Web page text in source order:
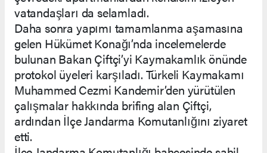
vatandaşları da selamladı.
Daha sonra yapımı tamamlanma aşamasına
gelen Hükümet Konağı’nda incelemelerde
bulunan Bakan Çiftçi’yi Kaymakamlık önünde
protokol üyeleri karşıladı. Türkeli Kaymakamı
Muhammed Cezmi Kandemir’den yürütülen
çalışmalar hakkında brifing alan Çiftçi,
ardından İlçe Jandarma Komutanlığını ziyaret
etti.